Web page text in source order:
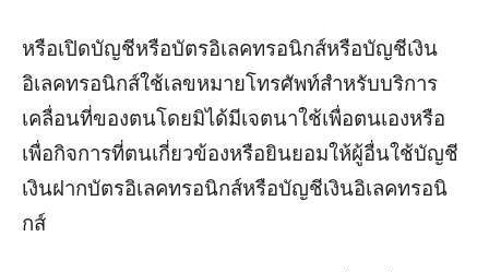
หรือเปิดบัญชีหรือบัตรอิเลคทรอนิกส์หรือบัญชีเงิน
อิเลคทรอนิกส์ใช้เลขหมายโทรศัพท์สำหรับบริการ
เคลื่อนที่ของตนโดยมิได้มีเจตนาใช้เพื่อตนเองหรือ
เพื่อกิจการที่ตนเกี่ยวข้องหรือยินยอมให้ผู้อื่นใช้บัญชี
เงินฝากบัตรอิเลคทรอนิกส์หรือบัญชีเงินอิเลคทรอนิ
กส์